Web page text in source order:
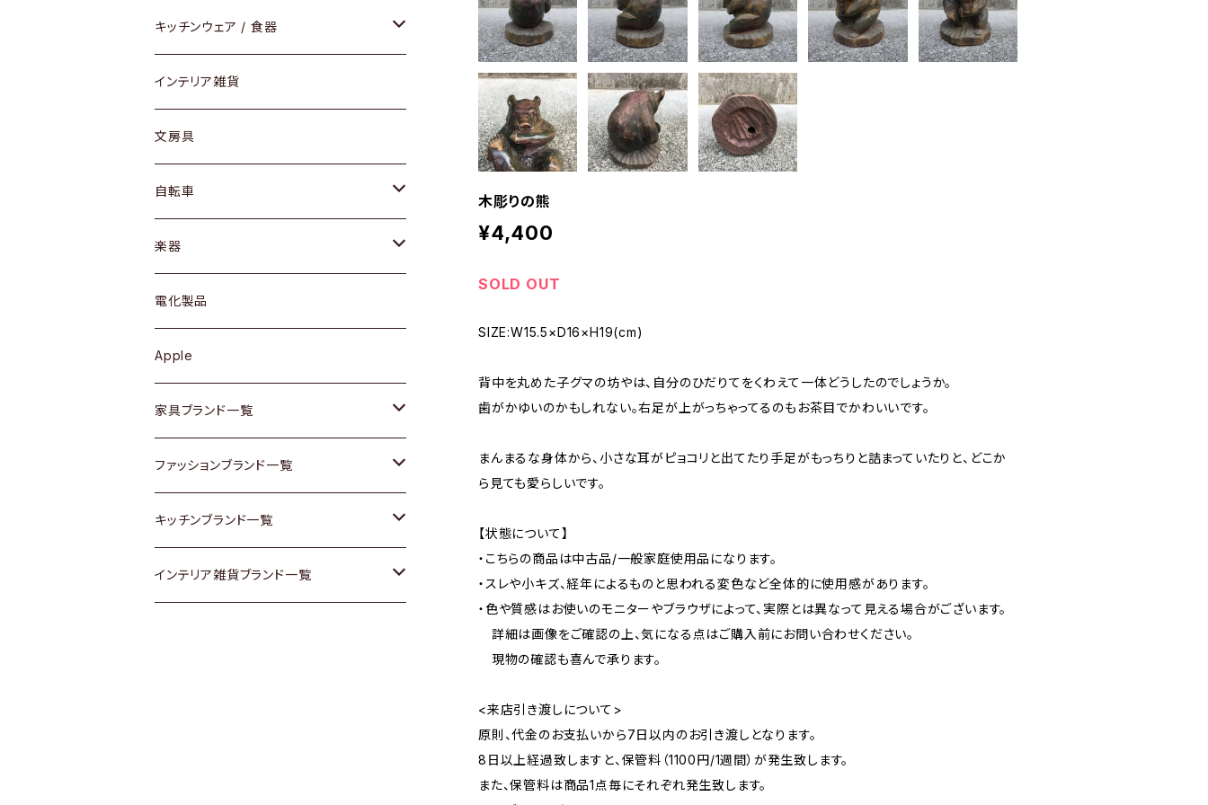
木彫りの熊
¥4,400
SOLD OUT
SIZE:W15.5×D16×H19(cm)
背中を丸めた子グマの坊やは、自分のひだりてをくわえて一体どうしたのでしょうか。
歯がかゆいのかもしれない。右足が上がっちゃってるのもお茶目でかわいいです。
まんまるな身体から、小さな耳がピョコリと出てたり手足がもっちりと詰まっていたりと、どこか
ら見ても愛らしいです。
【状態について】
・こちらの商品は中古品/一般家庭使用品になります。
・スレや小キズ、経年によるものと思われる変色など全体的に使用感があります。
・色や質感はお使いのモニターやブラウザによって、実際とは異なって見える場合がございます。
詳細は画像をご確認の上、気になる点はご購入前にお問い合わせください。
現物の確認も喜んで承ります。
<来店引き渡しについて>
原則、代金のお支払いから7日以内のお引き渡しとなります。
8日以上経過致しますと、保管料（1100円/1週間）が発生致します。
また、保管料は商品1点毎にそれぞれ発生致します。
ダイニングセット / ダイニングテーブル
ローテーブル / サイドテーブル
デスク / コンソール
ドレッサー
シェルフ
キュリオケース / 飾り棚
カップボード / 食器棚
チェスト
その他家具
Vintageヴィンテージ / Antiqueアンティ
ーク
Designers / デザイナーズ
テーブルランプ / デスクスタンド
フロアライト
アクセサリー
リング
ピアス / イヤリング
財布
バッグ
アウター
トップス
ワンピース
ボトムス
靴
スカーフ
腕時計
Vintage / ヴィンテージ
キッチンウェア / 食器
グラス / タンブラー
カップ / マグ
プレート / ボウル
カトラリー
ケトル / ティーポット
鍋 / フライパン
Vintage / ヴィンテージ
銀製品
和物 / 作家物
その他キッチン雑貨
インテリア雑貨
文房具
自転車
dahon
楽器
ギター
ベース
その他楽器
電化製品
Apple
家具ブランド一覧
ACME Furniture / アクメ ファニチャー
ACTUS / アクタス
arflex / アルフレックス
ファッションブランド一覧
agnes b / アニエス ベー
BALLY / バリー
キッチンブランド一覧
ARABIA / アラビア
インテリア雑貨ブランド一覧